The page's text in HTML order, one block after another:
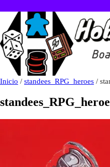
Inicio / standees_RPG_heroes /